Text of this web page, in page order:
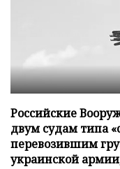
Российские
двум судам типа
перевозившим
украинской